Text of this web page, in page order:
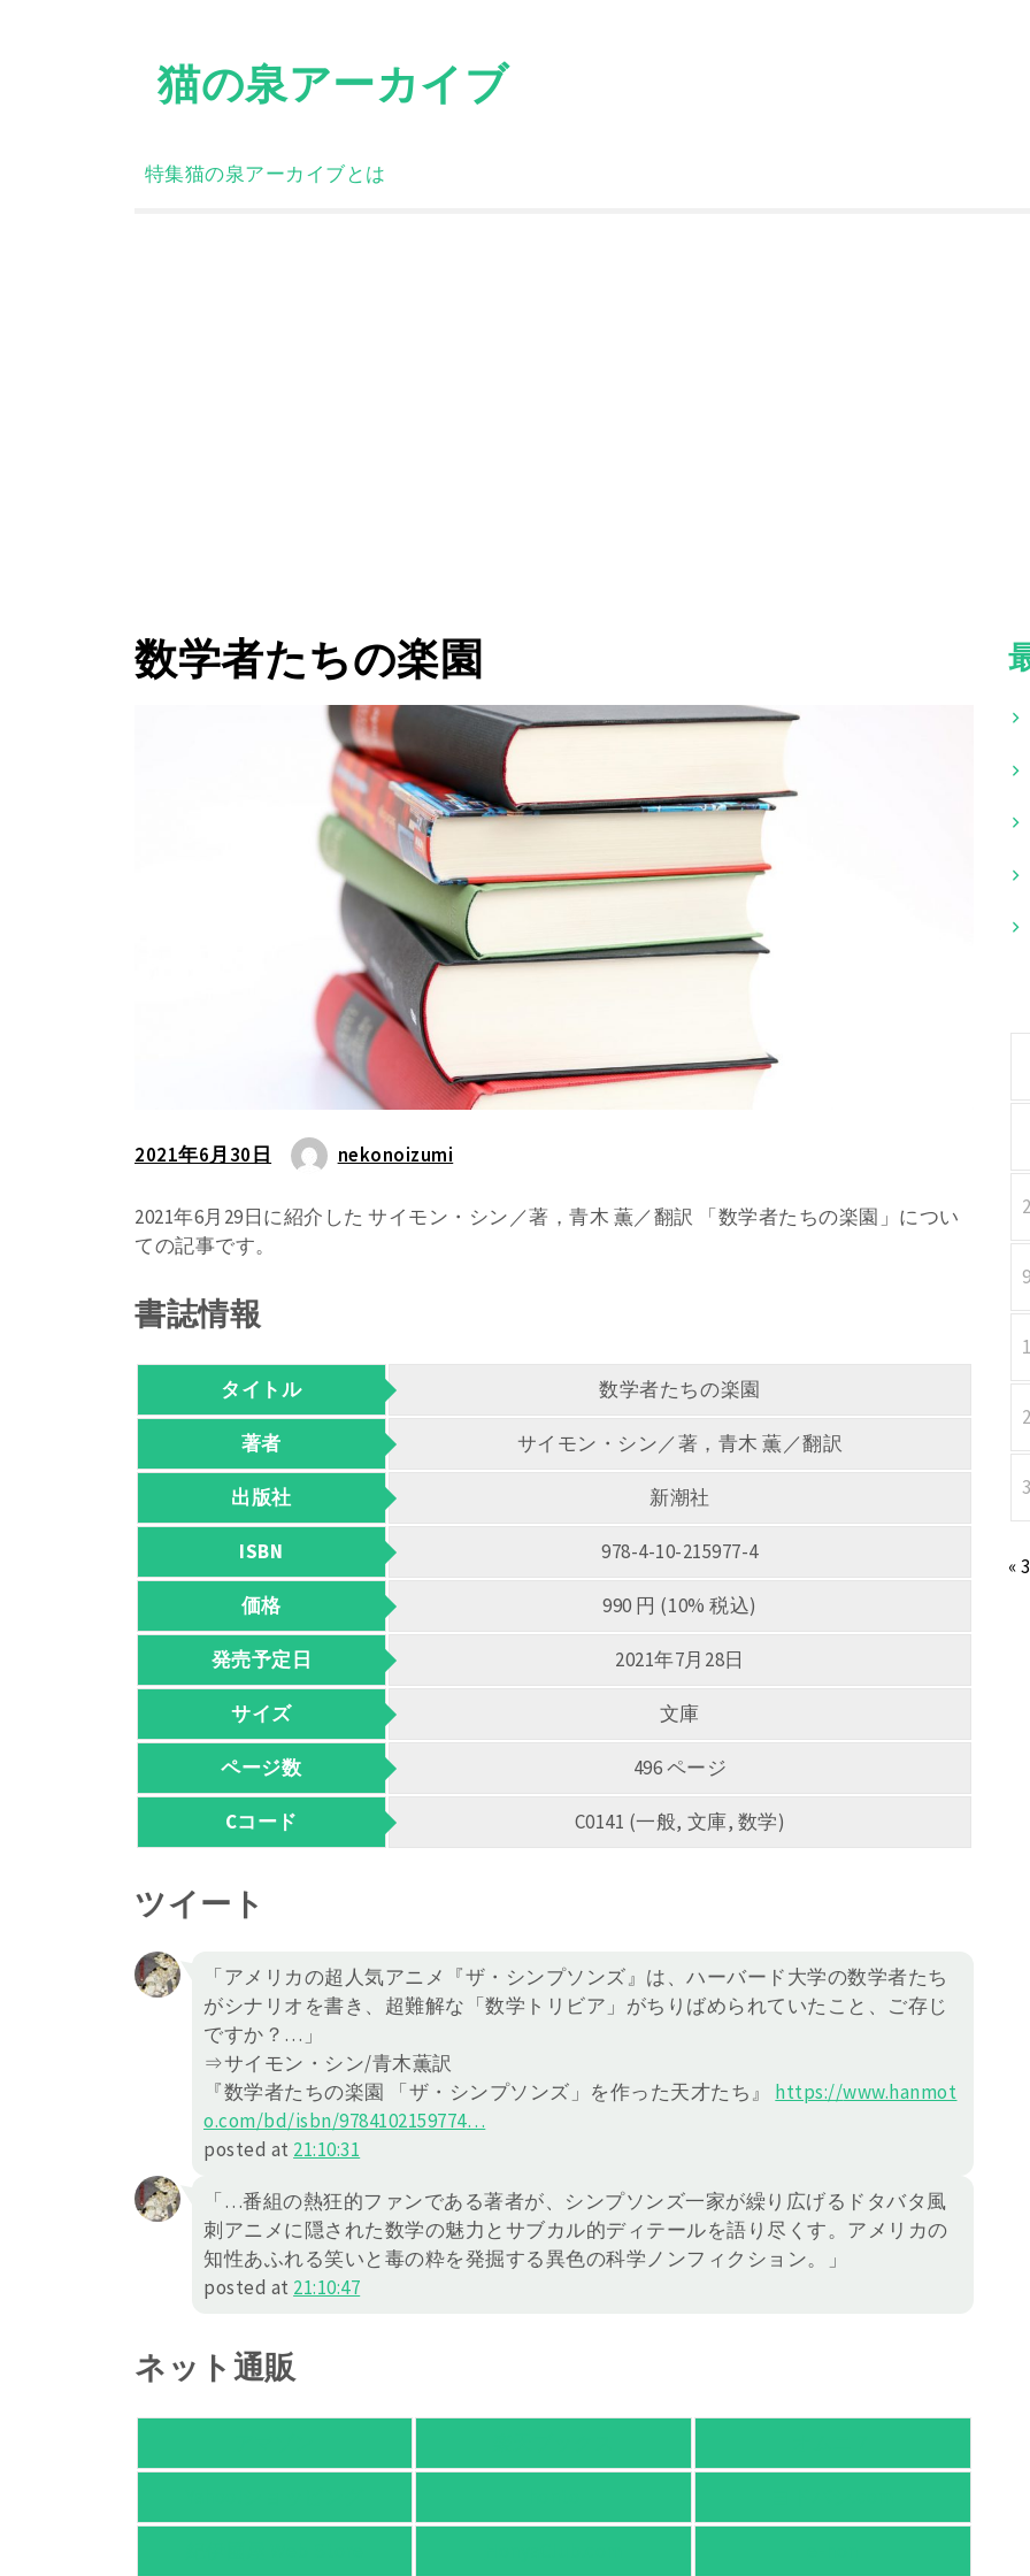
猫の泉アーカイブ
特集猫の泉アーカイブとは
数学者たちの楽園
2021年6月30日 nekonoizumi
2021年6月29日に紹介した サイモン・シン／著，青木 薫／翻訳 「数学者たちの楽園」につい
ての記事です。
書誌情報
タイトル 数学者たちの楽園
著者 サイモン・シン／著，青木 薫／翻訳
出版社 新潮社
ISBN 978-4-10-215977-4
価格 990 円 (10% 税込)
発売予定日 2021年7月28日
サイズ 文庫
ページ数 496 ページ
Cコード C0141 (一般, 文庫, 数学)
ツイート
「アメリカの超人気アニメ『ザ・シンプソンズ』は、ハーバード大学の数学者たち
がシナリオを書き、超難解な「数学トリビア」がちりばめられていたこと、ご存じ
ですか？…」
⇒サイモン・シン/青木薫訳
『数学者たちの楽園 「ザ・シンプソンズ」を作った天才たち』 https://www.hanmot
o.com/bd/isbn/9784102159774…
posted at 21:10:31
「…番組の熱狂的ファンである著者が、シンプソンズ一家が繰り広げるドタバタ風
刺アニメに隠された数学の魅力とサブカル的ディテールを語り尽くす。アメリカの
知性あふれる笑いと毒の粋を発掘する異色の科学ノンフィクション。」
posted at 21:10:47
ネット通販
«